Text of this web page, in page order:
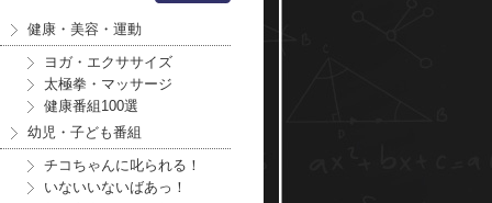
健康・美容・運動
ヨガ・エクササイズ
太極拳・マッサージ
健康番組100選
幼児・子ども番組
チコちゃんに叱られる！
いないいないばあっ！